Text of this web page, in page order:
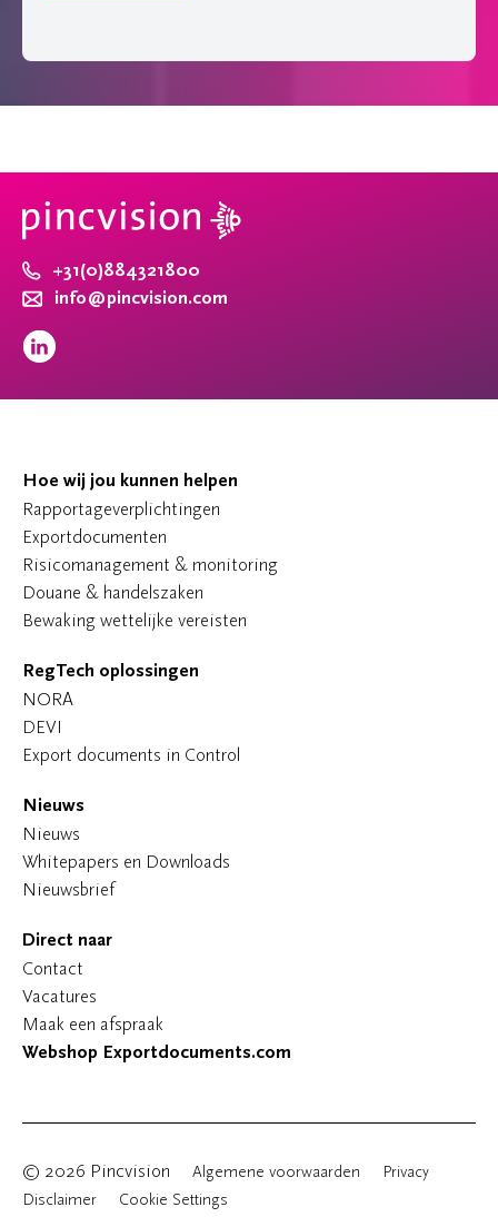
+31(0)884321800
info@pincvision.com
Hoe wij jou kunnen helpen
Rapportageverplichtingen
Exportdocumenten
Risicomanagement & monitoring
Douane & handelszaken
Bewaking wettelijke vereisten
RegTech oplossingen
NORA
DEVI
Export documents in Control
Nieuws
Nieuws
Whitepapers en Downloads
Nieuwsbrief
Direct naar
Contact
Vacatures
Maak een afspraak
Webshop Exportdocuments.com
© 2026 Pincvision Algemene voorwaarden
Privacy
Disclaimer
Cookie Settings